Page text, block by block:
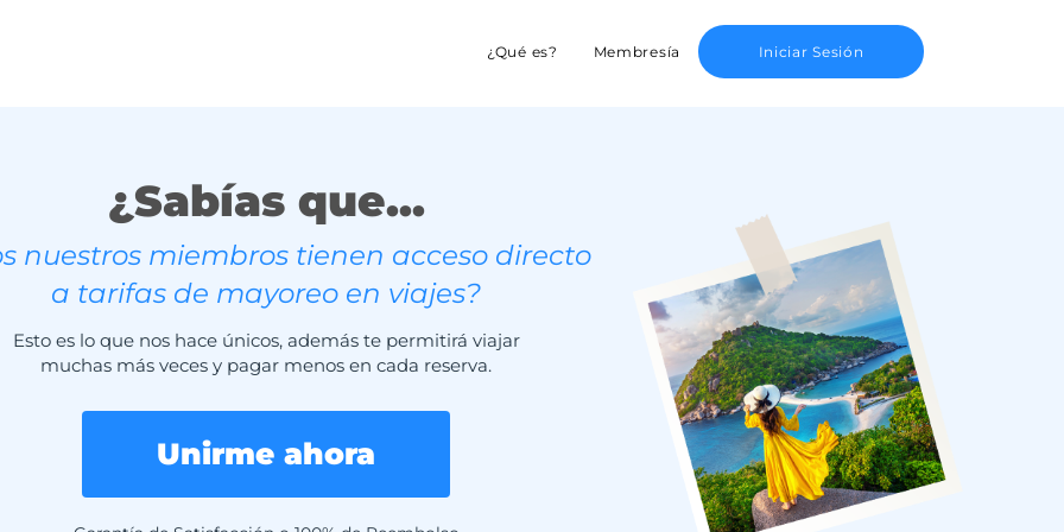
¿Qué es? Membresía Iniciar Sesión
¿Sabías que...
nuestros miembros tienen acceso directo
a tarifas de mayoreo en viajes?
Esto es lo que nos hace únicos, además te permitirá viajar
muchas más veces y pagar menos en cada reserva.
Unirme ahora